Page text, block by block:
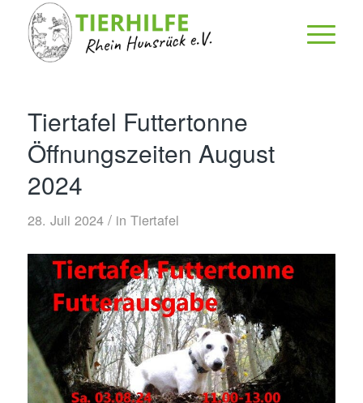
Tiertafel Futtertonne
Öffnungszeiten August
2024
28. Juli 2024 / in Tiertafel